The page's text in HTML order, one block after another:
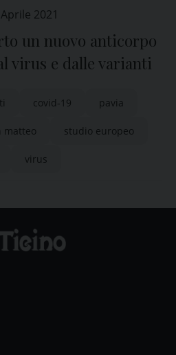
2021
un nuovo anticorpo
virus e dalle varianti
covid-19 pavia
matteo studio europeo
virus